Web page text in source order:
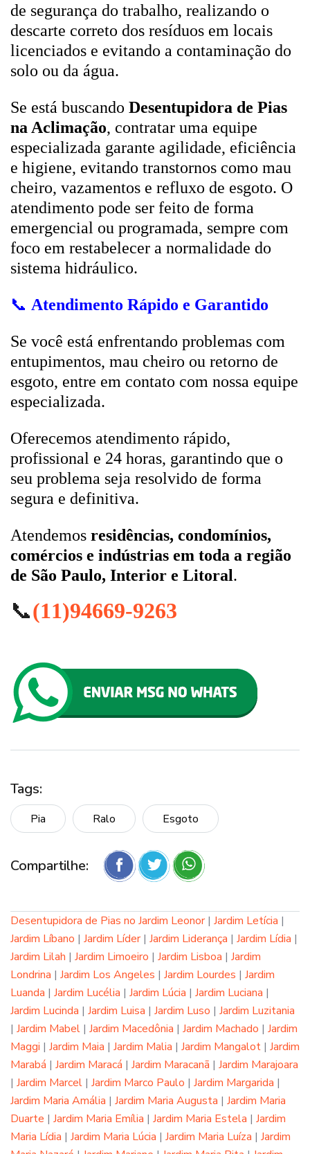
de segurança do trabalho, realizando o
descarte correto dos resíduos em locais
licenciados e evitando a contaminação do
solo ou da água.
Se está buscando Desentupidora de Pias
na Aclimação, contratar uma equipe
especializada garante agilidade, eficiência
e higiene, evitando transtornos como mau
cheiro, vazamentos e refluxo de esgoto. O
atendimento pode ser feito de forma
emergencial ou programada, sempre com
foco em restabelecer a normalidade do
sistema hidráulico.
📞 Atendimento Rápido e Garantido
Se você está enfrentando problemas com
entupimentos, mau cheiro ou retorno de
esgoto, entre em contato com nossa equipe
especializada.
Oferecemos atendimento rápido,
profissional e 24 horas, garantindo que o
seu problema seja resolvido de forma
segura e definitiva.
Atendemos residências, condomínios,
comércios e indústrias em toda a região
de São Paulo, Interior e Litoral.
📞(11)94669-9263
Tags:
Pia Ralo Esgoto
Compartilhe:
Desentupidora de Pias no Jardim Leonor| Jardim Letícia |
Jardim Líbano | Jardim Líder| Jardim Liderança | Jardim Lídia |
Jardim Lilah | Jardim Limoeiro | Jardim Lisboa | Jardim
Londrina | Jardim Los Angeles | Jardim Lourdes | Jardim
Luanda | Jardim Lucélia | Jardim Lúcia | Jardim Luciana |
Jardim Lucinda | Jardim Luisa | Jardim Luso | Jardim Luzitania
| Jardim Mabel | Jardim Macedônia | Jardim Machado | Jardim
Maggi | Jardim Maia | Jardim Malia | Jardim Mangalot | Jardim
Marabá | Jardim Maracá | Jardim Maracanã | Jardim Marajoara
| Jardim Marcel | Jardim Marco Paulo | Jardim Margarida |
Jardim Maria Amália | Jardim Maria Augusta | Jardim Maria
Duarte | Jardim Maria Emília | Jardim Maria Estela | Jardim
Maria Lídia | Jardim Maria Lúcia | Jardim Maria Luíza | Jardim